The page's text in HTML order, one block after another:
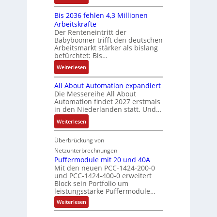
a
h
m
e
,
g
e
p
ä
g
t
d
u
r
d
a
s
A
u
s
y
s
e
m
e
ü
h
r
e
r
z
u
m
V
o
r
s
t
a
d
d
e
s
V
D
M
A
E
r
g
e
b
n
i
s
s
e
b
e
s
t
ä
t
i
g
e
n
J
a
b
s
-
u
n
d
M
a
r
k
e
t
n
e
i
t
e
r
b
e
K
I
b
r
a
u
c
h
t
S
t
r
u
k
u
r
Bis 2036 fehlen 4,3 Millionen
Arbeitskräfte
Der Renteneintritt der
Babyboomer trifft den deutschen
Arbeitsmarkt stärker als bislang
befürchtet: Bis…
Weiterlesen:
B
i
s
2
0
3
6
f
e
h
l
e
n
4
,
All About Automation expandiert
Die Messereihe All About
Automation findet 2027 erstmals
in den Niederlanden statt. Und…
Weiterlesen:
A
l
l
A
b
o
u
t
A
u
Überbrückung von
Netzunterbrechnungen
Puffermodule mit 20 und 40A
Mit den neuen PCC-1424-200-0
und PCC-1424-400-0 erweitert
Block sein Portfolio um
leistungsstarke Puffermodule…
Weiterlesen:
P